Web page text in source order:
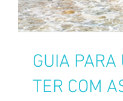
GUIA
TER COM